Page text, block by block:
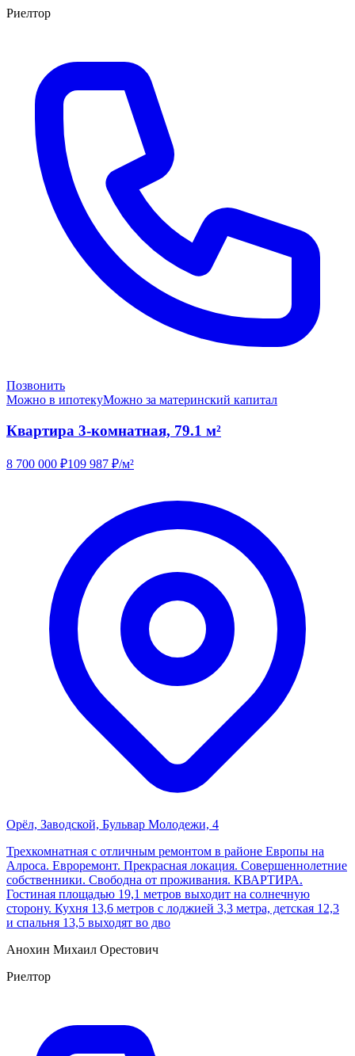
Риелтор
Позвонить
Можно в ипотекуМожно за материнский капитал
Квартира 3-комнатная, 79.1 м²
8 700 000 ₽109 987 ₽/м²
Орёл, Заводской, Бульвар Молодежи, 4
Трехкомнатная с отличным ремонтом в районе Европы на
Алроса. Евроремонт. Прекрасная локация. Совершеннолетние
собственники. Свободна от проживания. КВАРТИРА.
Гостиная площадью 19,1 метров выходит на солнечную
сторону. Кухня 13,6 метров с лоджией 3,3 метра, детская 12,3
и спальня 13,5 выходят во дво
Анохин Михаил Орестович
Риелтор